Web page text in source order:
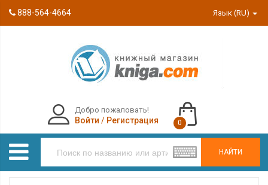
888-564-4664 Язык (RU)
НАЙТИ
Добро пожаловать!
Войти / Регистрация 0